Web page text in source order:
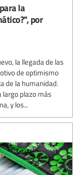
la
por
la llegada de las
de optimismo
de la humanidad.
largo plazo más
y los...